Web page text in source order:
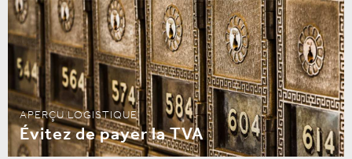
APERÇU LOGISTIQUE
Évitez de payer la TVA